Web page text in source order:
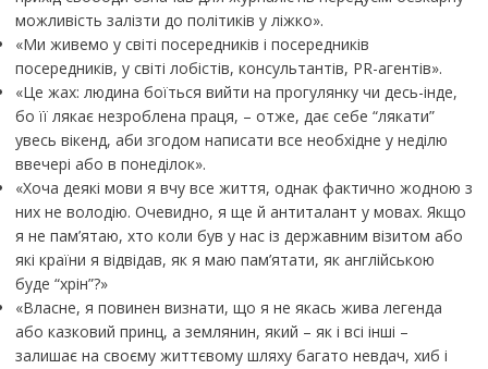
можливість залізти до політиків у ліжко».
«Ми живемо у світі посередників і посередників
посередників, у світі лобістів, консультантів, PR-агентів».
«Це жах: людина боїться вийти на прогулянку чи десь-інде,
бо її лякає незроблена праця, – отже, дає себе “лякати”
увесь вікенд, аби згодом написати все необхідне у неділю
ввечері або в понеділок».
«Хоча деякі мови я вчу все життя, однак фактично жодною з
них не володію. Очевидно, я ще й антиталант у мовах. Якщо
я не пам’ятаю, хто коли був у нас із державним візитом або
які країни я відвідав, як я маю пам’ятати, як англійською
буде “хрін”?»
«Власне, я повинен визнати, що я не якась жива легенда
або казковий принц, а землянин, який – як і всі інші –
залишає на своєму життєвому шляху багато невдач, хиб і